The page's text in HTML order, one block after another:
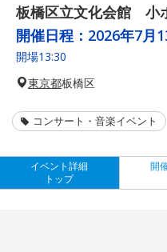
板橋区立文化会館 小
開催日程： 2026年7月
開場13:30
東京都板橋区
コンサート・音楽イベント
イベント詳細
トップ
開